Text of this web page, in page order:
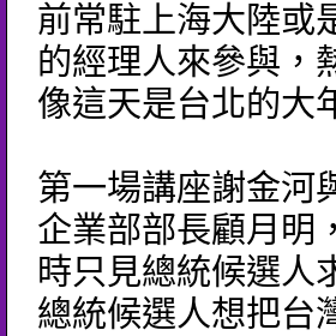
前常駐上海大陸或
的經理人來參與，
像這天是台北的大
第一場講座謝金河
企業部部長顧月明
時只見總統候選人
總統候選人想把台